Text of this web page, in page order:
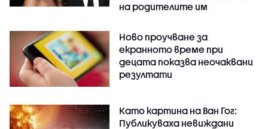
на родителите им
Ново проучване за
екранното време при
децата показва неочаквани
резултати
Като картина на Ван Гог:
Публикуваха невиждани